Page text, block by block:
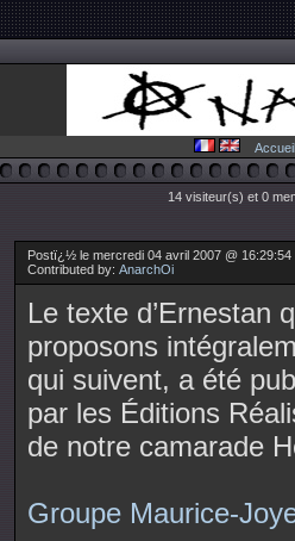
Accueil
14 visiteur(s) et 0
Postï¿½ le mercredi 04 avril 2007 @
Contributed by: AnarchOi
Le texte d’Ernestan
proposons
qui suivent, a été
par les Éditions
de notre camarade
Groupe Maurice-